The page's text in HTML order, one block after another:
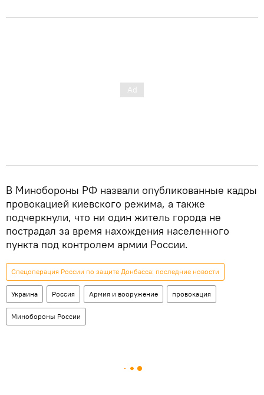
В Минобороны РФ назвали опубликованные кадры
провокацией киевского режима, а также
подчеркнули, что ни один житель города не
пострадал за время нахождения населенного
пункта под контролем армии России.
Спецоперация России по защите Донбасса: последние новости
Украина Россия Армия и вооружение провокация
Минобороны России